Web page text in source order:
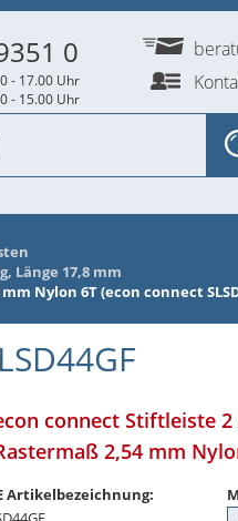
Länge 17,8 mm
Nylon 6T (econ connect
connect Stiftleiste
2,54 mm
Artikelbezeichnung:
0
- 17.00 Uhr
- 15.00 Uhr